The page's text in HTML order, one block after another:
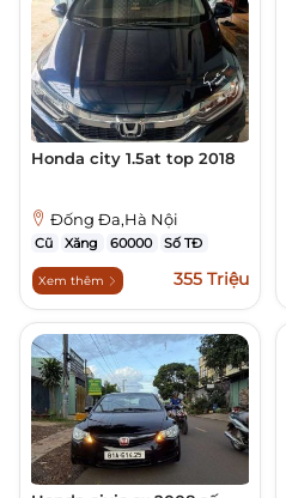
Honda city 1.5at top 2018
Đống Đa,Hà Nội
Cũ Xăng 60000 Số TĐ
Xem thêm 355 Triệu